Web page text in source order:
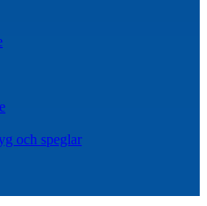
och speglar